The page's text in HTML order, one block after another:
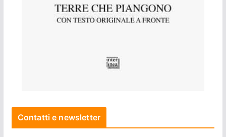
Contatti e newsletter